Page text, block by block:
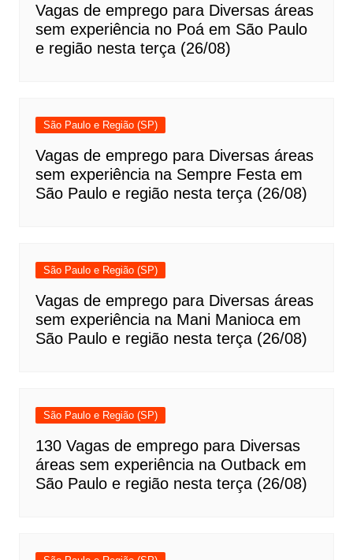
Vagas de emprego para Diversas áreas
sem experiência no Poá em São Paulo
e região nesta terça (26/08)
São Paulo e Região (SP)
Vagas de emprego para Diversas áreas
sem experiência na Sempre Festa em
São Paulo e região nesta terça (26/08)
São Paulo e Região (SP)
Vagas de emprego para Diversas áreas
sem experiência na Mani Manioca em
São Paulo e região nesta terça (26/08)
São Paulo e Região (SP)
130 Vagas de emprego para Diversas
áreas sem experiência na Outback em
São Paulo e região nesta terça (26/08)